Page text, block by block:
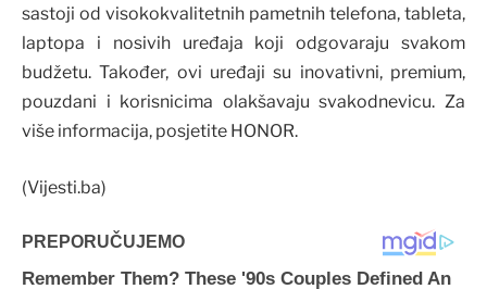
sastoji od visokokvalitetnih pametnih telefona, tableta,
laptopa i nosivih uređaja koji odgovaraju svakom
budžetu. Također, ovi uređaji su inovativni, premium,
pouzdani i korisnicima olakšavaju svakodnevicu. Za
više informacija, posjetite HONOR.
(Vijesti.ba)